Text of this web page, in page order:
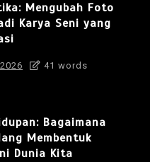
Mengubah Foto
Karya Seni yang
41 words
Bagaimana
Membentuk
Dunia Kita